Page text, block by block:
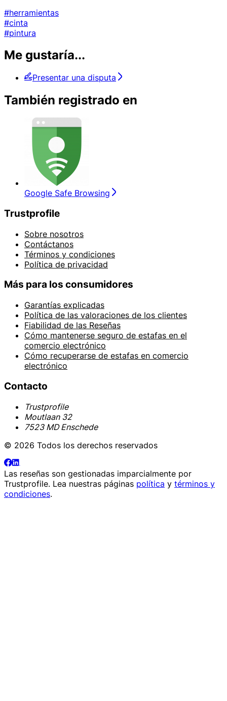
#herramientas
#cinta
#pintura
Me gustaría...
Presentar una disputa
También registrado en
Google Safe Browsing
Trustprofile
Sobre nosotros
Contáctanos
Términos y condiciones
Política de privacidad
Más para los consumidores
Garantías explicadas
Política de las valoraciones de los clientes
Fiabilidad de las Reseñas
Cómo mantenerse seguro de estafas en el
comercio electrónico
Cómo recuperarse de estafas en comercio
electrónico
Contacto
Trustprofile
Moutlaan 32
7523 MD Enschede
© 2026 Todos los derechos reservados
Las reseñas son gestionadas imparcialmente por
Trustprofile. Lea nuestras páginas política y términos y
condiciones.